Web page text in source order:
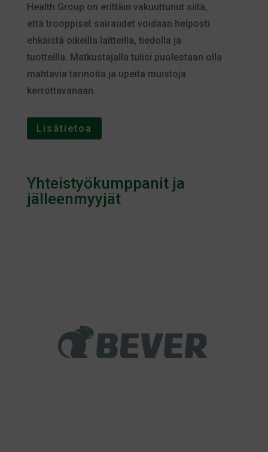
Health Group on erittäin vakuuttunut siitä,
että trooppiset sairaudet voidaan helposti
ehkäistä oikeilla laitteilla, tiedolla ja
tuotteilla. Matkustajalla tulisi puolestaan olla
mahtavia tarinoita ja upeita muistoja
kerrottavanaan.
Lisätietoa
Yhteistyökumppanit ja
jälleenmyyjät